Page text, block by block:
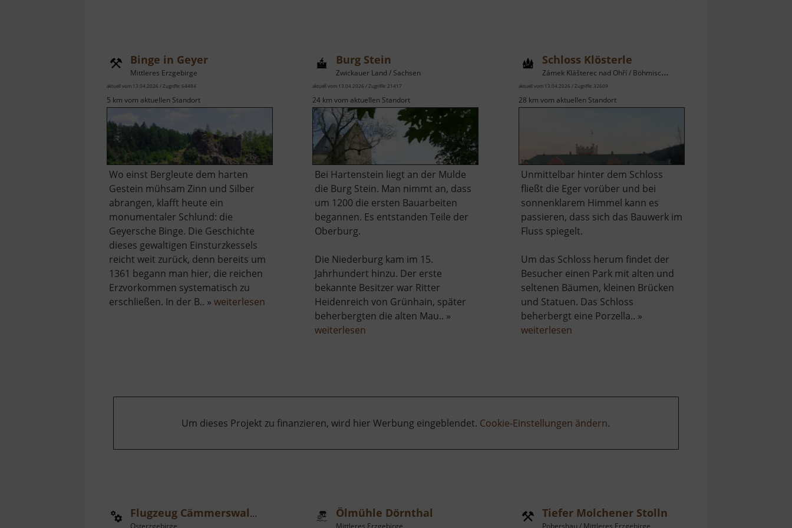
Binge in Geyer
Mittleres Erzgebirge
aktuell vom 13.04.2026 / Zugriffe: 64484
5 km vom aktuellen Standort
Wo einst Bergleute dem harten
Gestein mühsam Zinn und Silber
abrangen, klafft heute ein
monumentaler Schlund: die
Geyersche Binge. Die Geschichte
dieses gewaltigen Einsturzkessels
reicht weit zurück, denn bereits um
1361 begann man hier, die reichen
Erzvorkommen systematisch zu
erschließen. In der B.. » weiterlesen
Burg Stein
Zwickauer Land / Sachsen
aktuell vom 13.04.2026 / Zugriffe: 21417
24 km vom aktuellen Standort
Bei Hartenstein liegt an der Mulde
die Burg Stein. Man nimmt an, dass
um 1200 die ersten Bauarbeiten
begannen. Es entstanden Teile der
Oberburg.
Die Niederburg kam im 15.
Jahrhundert hinzu. Der erste
bekannte Besitzer war Ritter
Heidenreich von Grünhain, später
beherbergten die alten Mau.. »
weiterlesen
Schloss Klösterle
Zámek Klášterec nad Ohří / Böhmisches Erzgebirge
aktuell vom 13.04.2026 / Zugriffe: 32609
28 km vom aktuellen Standort
Unmittelbar hinter dem Schloss
fließt die Eger vorüber und bei
sonnenklarem Himmel kann es
passieren, dass sich das Bauwerk im
Fluss spiegelt.
Um das Schloss herum findet der
Besucher einen Park mit alten und
seltenen Bäumen, kleinen Brücken
und Statuen. Das Schloss
beherbergt eine Porzella.. »
weiterlesenüber
Um dieses Projekt zu finanzieren, wird hier Werbung eingeblendet. Cookie-Einstellungen ändern.
Flugzeug Cämmerswalde
Osterzgebirge
Ölmühle Dörnthal
Mittleres Erzgebirge
Tiefer Molchener Stolln
Pobershau / Mittleres Erzgebirge